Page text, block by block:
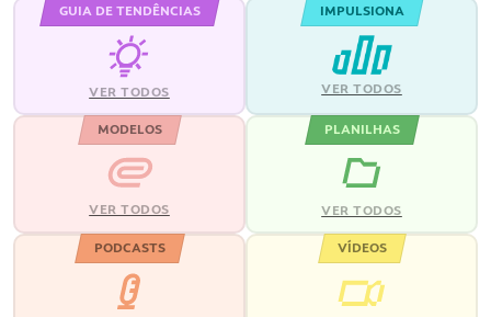
GUIA DE TENDÊNCIAS
VER TODOS
IMPULSIONA
VER TODOS
MODELOS
VER TODOS
PLANILHAS
VER TODOS
PODCASTS VÍDEOS